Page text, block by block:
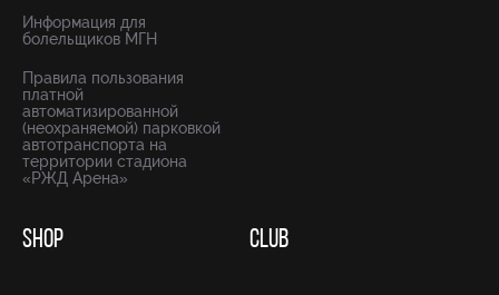
Информация для
болельщиков МГН
Правила пользования
платной
автоматизированной
(неохраняемой) парковкой
автотранспорта на
территории стадиона
«РЖД Арена»
SHOP CLUB